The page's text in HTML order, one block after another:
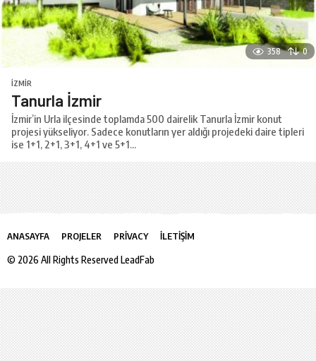
358 0
İZMIR
Tanurla İzmir
İzmir’in Urla ilçesinde toplamda 500 dairelik Tanurla İzmir konut
projesi yükseliyor. Sadece konutların yer aldığı projedeki daire tipleri
ise 1+1, 2+1, 3+1, 4+1 ve 5+1...
ANASAYFA PROJELER PRIVACY İLETIŞIM
© 2026 All Rights Reserved LeadFab